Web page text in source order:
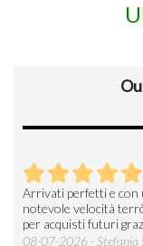
Esperienza di acquisto
soddisfacente.
03-06-2026 - CLAUDIA
M.